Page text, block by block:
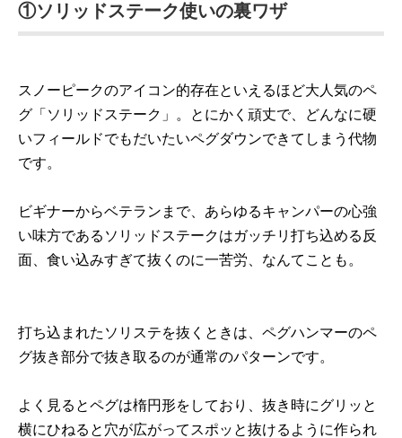
①ソリッドステーク使いの裏ワザ
スノーピークのアイコン的存在といえるほど大人気のペ
グ「ソリッドステーク」。とにかく頑丈で、どんなに硬
いフィールドでもだいたいペグダウンできてしまう代物
です。
ビギナーからベテランまで、あらゆるキャンパーの心強
い味方であるソリッドステークはガッチリ打ち込める反
面、食い込みすぎて抜くのに一苦労、なんてことも。
打ち込まれたソリステを抜くときは、ペグハンマーのペ
グ抜き部分で抜き取るのが通常のパターンです。
よく見るとペグは楕円形をしており、抜き時にグリッと
横にひねると穴が広がってスポッと抜けるように作られ